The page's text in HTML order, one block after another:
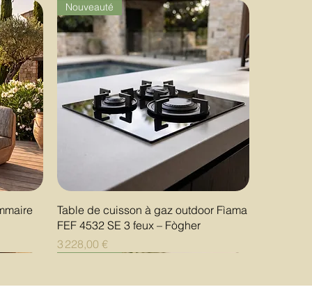
Aperçu rapide
Nouveauté
Table de cuisson à gaz outdoor Fìama
FEF 4532 SE 3 feux – Fògher
Prix
3 228,00 €